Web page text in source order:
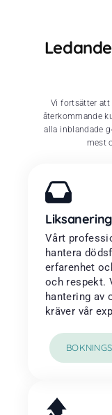
Vi fortsätter att
återkommande
alla inblandade
mest
Vårt
hantera
erfarenhet
och respekt.
hantering av
kräver vår